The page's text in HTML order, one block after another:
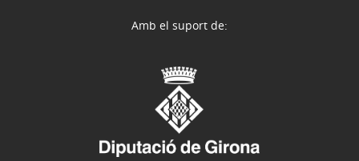
Amb el suport de: